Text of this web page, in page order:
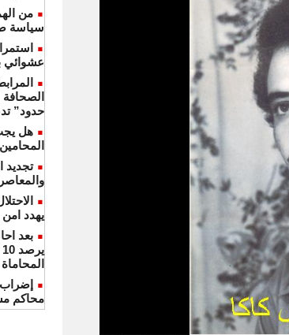
من
سياسة
عشوائي
حدود”
هل
تجديد
يهدد
بعد
المحاماة
محاكم